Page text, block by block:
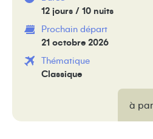
12 jours / 10 nuits
Prochain départ
21 octobre 2026
Thématique
Classique
à